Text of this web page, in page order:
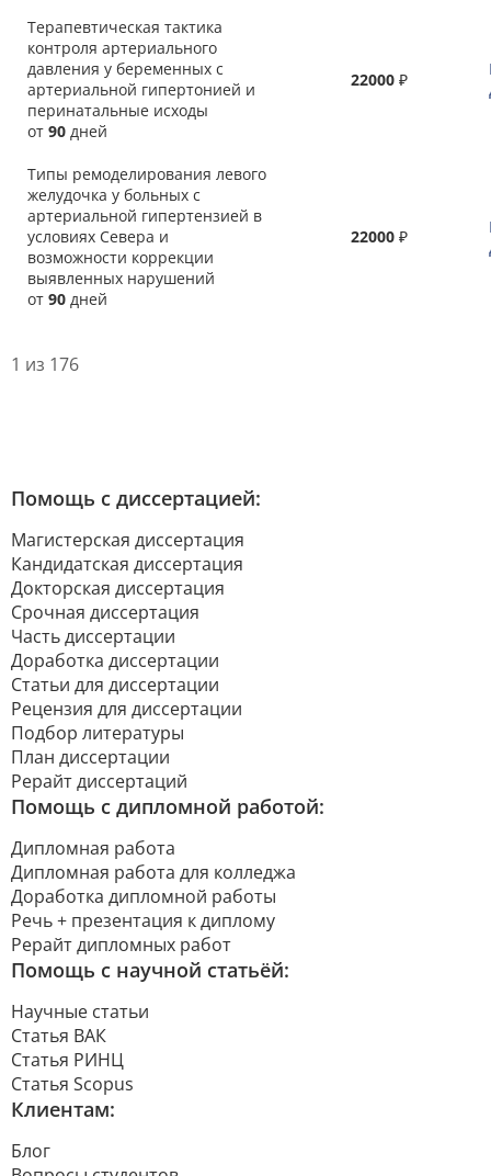
Терапевтическая тактика
контроля артериального
давления у беременных с
артериальной гипертонией и
перинатальные исходы
от 90 дней
22000 ₽
Типы ремоделирования левого
желудочка у больных с
артериальной гипертензией в
условиях Севера и
возможности коррекции
выявленных нарушений
от 90 дней
22000 ₽
1 из 176
Помощь с диссертацией:
Магистерская диссертация
Кандидатская диссертация
Докторская диссертация
Срочная диссертация
Часть диссертации
Доработка диссертации
Статьи для диссертации
Рецензия для диссертации
Подбор литературы
План диссертации
Рерайт диссертаций
Помощь с дипломной работой:
Дипломная работа
Дипломная работа для колледжа
Доработка дипломной работы
Речь + презентация к диплому
Рерайт дипломных работ
Помощь с научной статьёй:
Научные статьи
Статья ВАК
Статья РИНЦ
Статья Scopus
Клиентам:
Блог